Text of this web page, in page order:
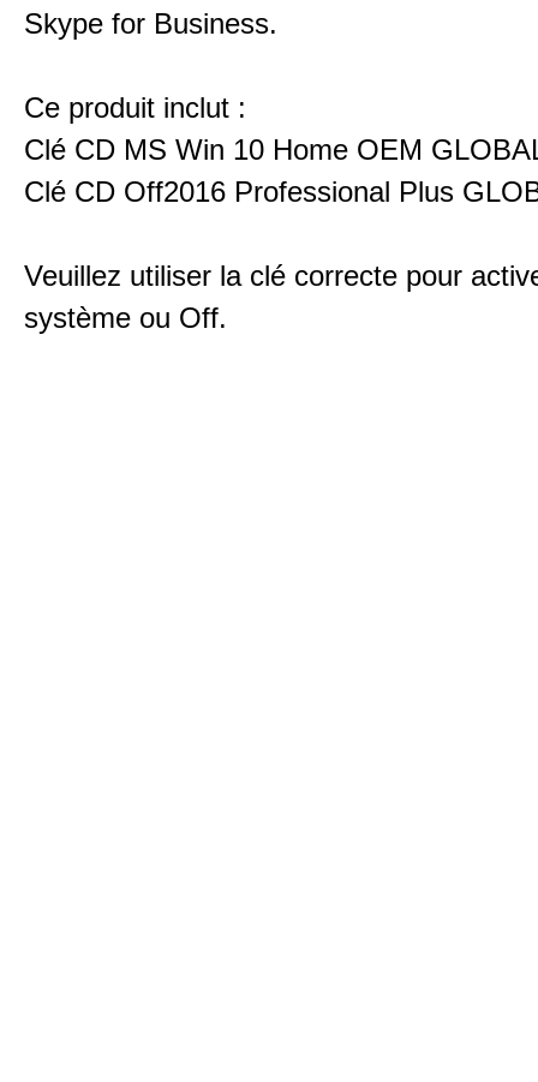
Skype for Business.
Ce produit inclut :
Clé CD MS Win 10 Home OEM
Clé CD Off2016 Professional Plus
Veuillez utiliser la clé correcte pour
système ou Off.